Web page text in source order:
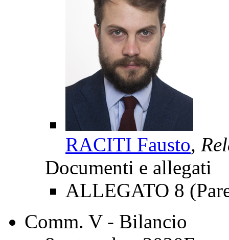
RACITI Fausto,
Documenti e allegati
ALLEGATO 8
Comm. V - Bilancio